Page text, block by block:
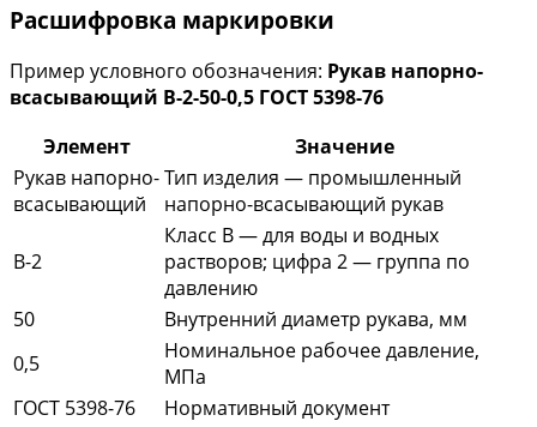
Расшифровка маркировки
Пример условного обозначения: Рукав напорно-
всасывающий В-2-50-0,5 ГОСТ 5398-76
Элемент
Значение
Рукав напорно-
всасывающий
Тип изделия — промышленный
напорно-всасывающий рукав
В-2
Класс В — для воды и водных
растворов; цифра 2 — группа по
давлению
50
Внутренний диаметр рукава, мм
0,5
Номинальное рабочее давление,
МПа
ГОСТ 5398-76
Нормативный документ